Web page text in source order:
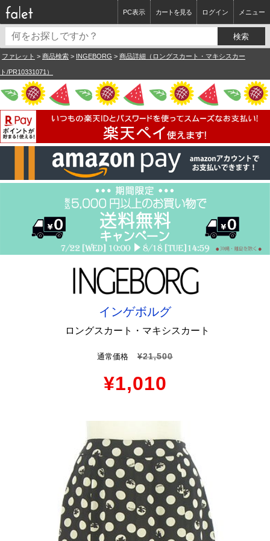
ログイン メニュー
カートを見る
PC表示
ファレット > 商品検索 > INGEBORG > 商品詳細（ロングスカート・マキシスカー
ト/PR10331071）
インゲボルグ
ロングスカート・マキシスカート
通常価格 ¥21,500
¥1,010